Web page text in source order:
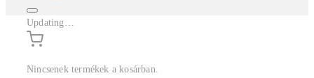
Updating…
Nincsenek termékek a kosárban.